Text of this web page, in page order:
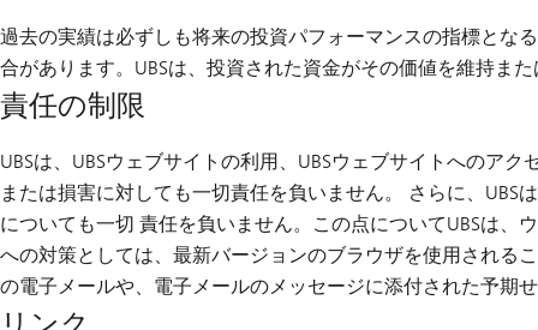
過去の実績は必ずしも将来の投資パフォーマンスの指標とな
合があります。UBSは、投資された資金がその価値を維持ま
責任の制限
UBSは、UBSウェブサイトの利用、UBSウェブサイトへのア
または損害に対しても一切責任を負いません。 さらに、
についても一切 責任を負いません。この点についてUBSは
への対策としては、最新バージョンのブラウザを使用される
の電子メールや、電子メールのメッセージに添付された予期